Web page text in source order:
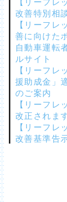
改善特別相
【リーフ
善に向けた
自動車運転
ルサイト
【リーフ
援助成金」
のご案内
【リーフ
改正されま
【リーフ
改善基準告